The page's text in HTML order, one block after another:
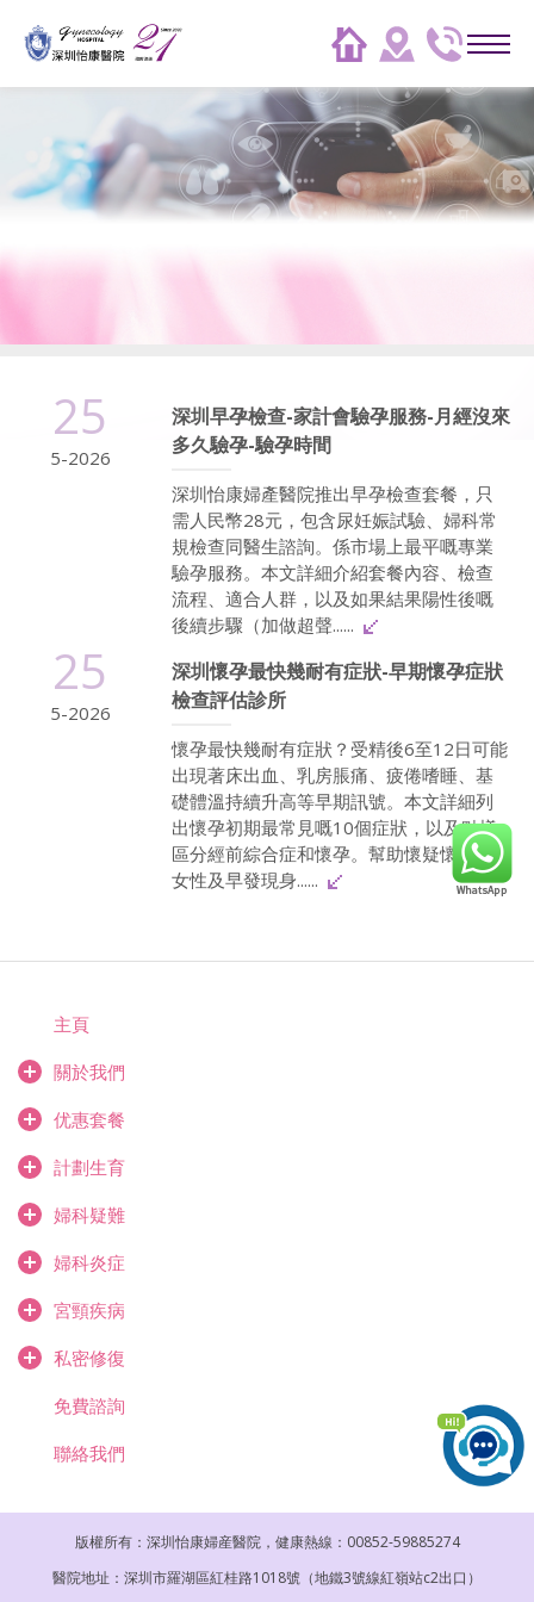
25
5-2026
深圳早孕檢查-家計會驗孕服務-月經沒來
多久驗孕-驗孕時間
深圳怡康婦產醫院推出早孕檢查套餐，只
需人民幣28元，包含尿妊娠試驗、婦科常
規檢查同醫生諮詢。係市場上最平嘅專業
驗孕服務。本文詳細介紹套餐內容、檢查
流程、適合人群，以及如果結果陽性後嘅
後續步驟（加做超聲......
25
5-2026
深圳懷孕最快幾耐有症狀-早期懷孕症狀
檢查評估診所
懷孕最快幾耐有症狀？受精後6至12日可能
出現著床出血、乳房脹痛、疲倦嗜睡、基
礎體溫持續升高等早期訊號。本文詳細列
出懷孕初期最常見嘅10個症狀，以及點樣
區分經前綜合症和懷孕。幫助懷疑懷孕嘅
女性及早發現身......
主頁
關於我們
优惠套餐
計劃生育
婦科疑難
婦科炎症
宮頸疾病
私密修復
免費諮詢
聯絡我們
版權所有：深圳怡康婦産醫院，健康熱線：00852-59885274
醫院地址：深圳市羅湖區紅桂路1018號（地鐵3號線紅嶺站c2出口）